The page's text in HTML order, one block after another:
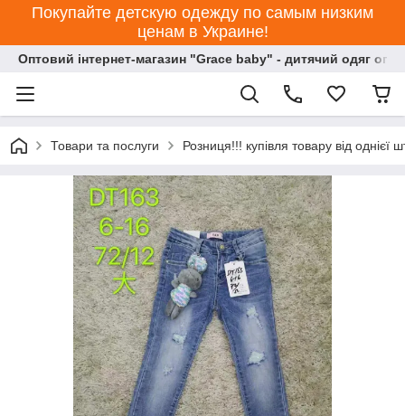
Покупайте детскую одежду по самым низким
ценам в Украине!
Оптовий інтернет-магазин "Grace baby" - дитячий одяг
Товари та послуги Розниця!!! купівля товару від однієї